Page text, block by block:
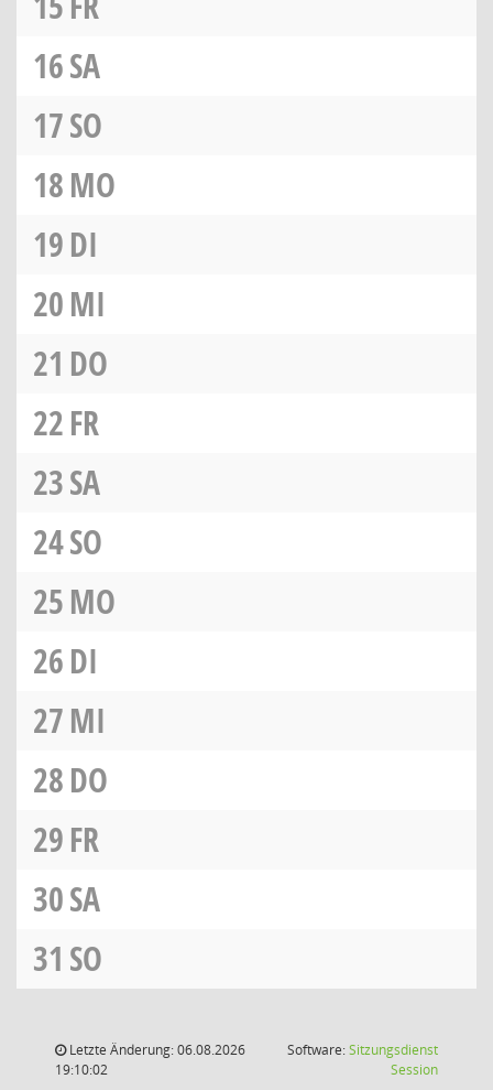
16SA
17SO
18MO
19DI
20MI
21 DO
22FR
23SA
24SO
25MO
26DI
27MI
28DO
29FR
30SA
31 SO
Letzte Änderung: 06.08.2026
19:10:02
Software:Sitzungsdienst
Session(Wird in